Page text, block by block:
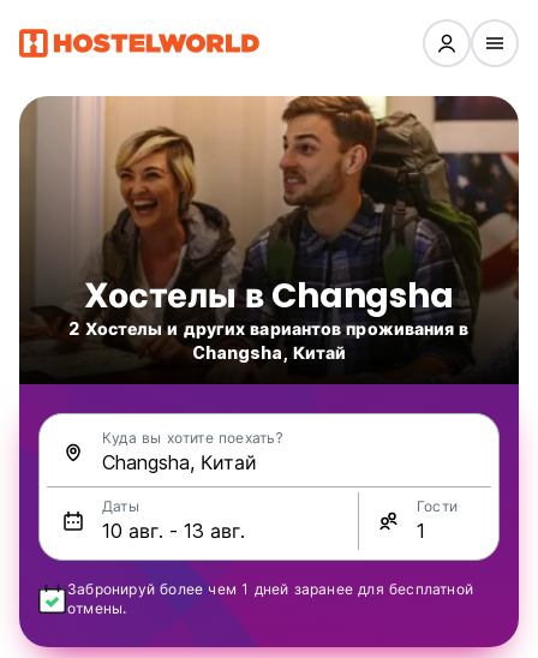
Хостелы в Changsha
2 Хостелы и других вариантов проживания в
Changsha, Китай
Куда вы хотите поехать?
Даты Гости
Забронируй более чем 1 дней заранее для бесплатной
отмены.